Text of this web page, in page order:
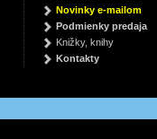
Novinky e-mailom
Podmienky predaja
Knižky, knihy
Kontakty